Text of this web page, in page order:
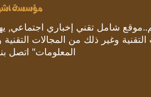
شامل تقني إخباري اجتماعي,
التقنية وغير ذلك من المجالات
المعلومات" اتصل